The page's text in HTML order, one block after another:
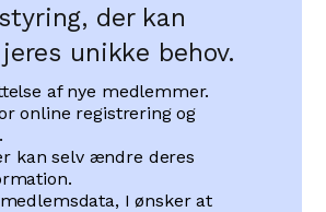
der kan
unikke behov.
af nye medlemmer.
online registrering og
kan selv ændre deres
I ønsker at